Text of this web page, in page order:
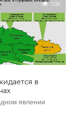
1.0K
в
явлении